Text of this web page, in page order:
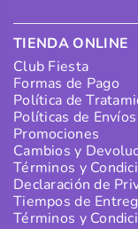
TIENDA ONLINE
Club Fiesta
Formas de Pago
Política de
Políticas de Envíos
Promociones
Cambios y
Términos y
Declaración de
Tiempos de
Términos y